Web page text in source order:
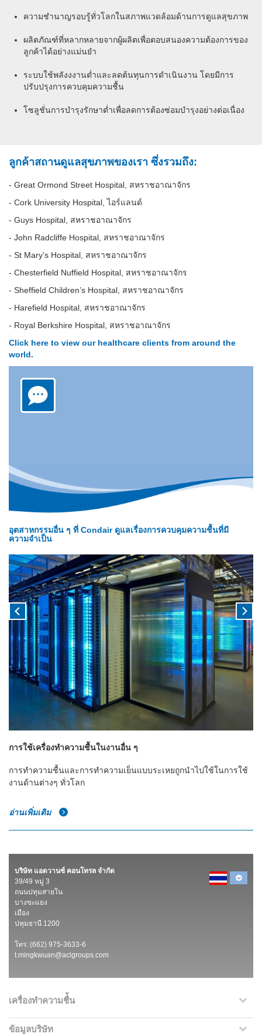
ความชำนาญรอบรู้ทั่วโลกในสภาพแวดล้อมด้านการดูแลสุขภาพ
ผลิตภัณฑ์ที่หลากหลายจากผู้ผลิตเพื่อตอบสนองความต้องการของ
ลูกค้าได้อย่างแม่นยำ
ระบบใช้พลังงงานต่ำและลดต้นทุนการดำเนินงาน โดยมีการ
ปรับปรุงการควบคุมความชื้น
โซลูชั่นการบำรุงรักษาต่ำเพื่อลดการต้องซ่อมบำรุงอย่างต่อเนื่อง
ลูกค้าสถานดูแลสุขภาพของเรา ซึ่งรวมถึง:
- Great Ormond Street Hospital, สหราชอาณาจักร
- Cork University Hospital, ไอร์แลนด์
- Guys Hospital, สหราชอาณาจักร
- John Radcliffe Hospital, สหราชอาณาจักร
- St Mary’s Hospital, สหราชอาณาจักร
- Chesterfield Nuffield Hospital, สหราชอาณาจักร
- Sheffield Children’s Hospital, สหราชอาณาจักร
- Harefield Hospital, สหราชอาณาจักร
- Royal Berkshire Hospital, สหราชอาณาจักร
Click here to view our healthcare clients from around the
world.
อุตสาหกรรมอื่น ๆ ที่ Condair ดูแลเรื่องการควบคุมความชื้นที่มี
ความจำเป็น
การใช้เครื่องทำความชื้นในงานอื่น ๆ
การทำความชื้นและการทำความเย็นแบบระเหยถูกนำไปใช้ในการใช้
งานด้านต่างๆ ทั่วโลก
อ่านเพิ่มเติม
บริษัท แอดวานซ์ คอนโทรล จำกัด
39/49 หมู่ 3
ถนนปทุมสายใน
บางขะแยง
เมือง
ปทุมธานี 1200
โทร: (662) 975-3633-6
t.mingkwuan@aclgroups.com
เครื่องทำความชื่้น
ข้อมูลบริษัท